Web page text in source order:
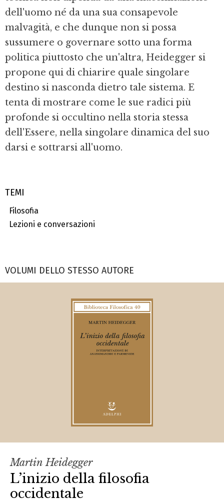
TEMI
Filosofia
Lezioni e conversazioni
dell'uomo né da una sua consapevole
malvagità, e che dunque non si possa
sussumere o governare sotto una forma
politica piuttosto che un'altra, Heidegger si
propone qui di chiarire quale singolare
destino si nasconda dietro tale sistema. E
tenta di mostrare come le sue radici più
profonde si occultino nella storia stessa
dell'Essere, nella singolare dinamica del suo
darsi e sottrarsi all'uomo.
VOLUMI DELLO STESSO AUTORE
Martin Heidegger
L’inizio della filosofia
occidentale